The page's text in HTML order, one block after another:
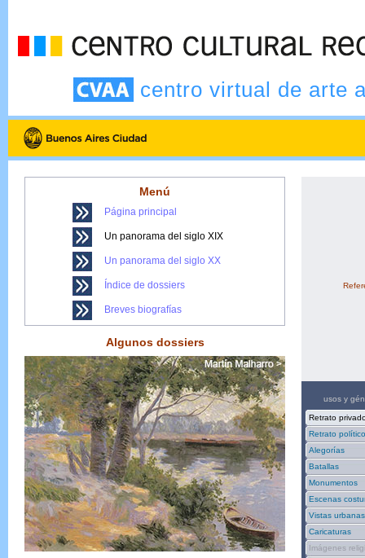
centro virtual de arte
Menú
Página principal
Un panorama del siglo XIX
Un panorama del siglo XX
Índice de dossiers
Breves biografías
Algunos dossiers
usos y
Retrato
Retrato político
Alegorías
Batallas
Monumentos
Escenas
Vistas urbanas
Caricaturas
Imágenes